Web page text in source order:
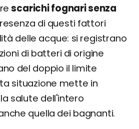
scarichi fognari senza
di questi fattori
delle acque: si registrano
di batteri di origine
del doppio il limite
situazione mette in
salute dell'intero
quella dei bagnanti.